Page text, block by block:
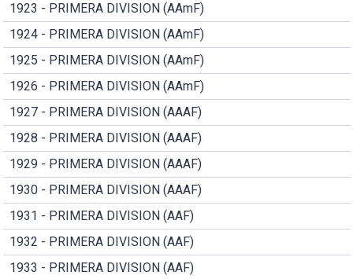
1923 - PRIMERA DIVISION (AAmF)
1924 - PRIMERA DIVISION (AAmF)
1925 - PRIMERA DIVISION (AAmF)
1926 - PRIMERA DIVISION (AAmF)
1927 - PRIMERA DIVISION (AAAF)
1928 - PRIMERA DIVISION (AAAF)
1929 - PRIMERA DIVISION (AAAF)
1930 - PRIMERA DIVISION (AAAF)
1931 - PRIMERA DIVISION (AAF)
1932 - PRIMERA DIVISION (AAF)
1933 - PRIMERA DIVISION (AAF)